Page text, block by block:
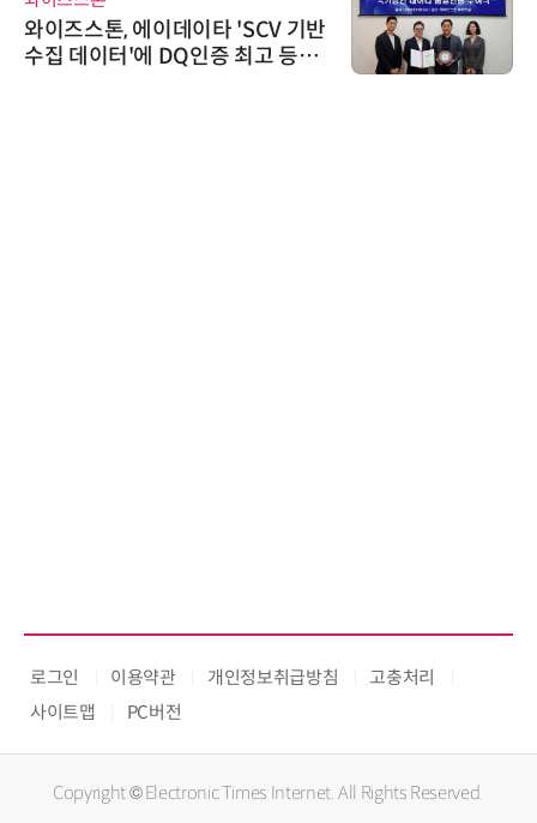
와이즈스톤, 에이데이타 'SCV 기반
수집 데이터'에 DQ인증 최고 등급
로그인 이용약관 개인정보취급방침
고충처리
사이트맵
PC버전
Copyright © Electronic Times Internet. All Rights Reserved.